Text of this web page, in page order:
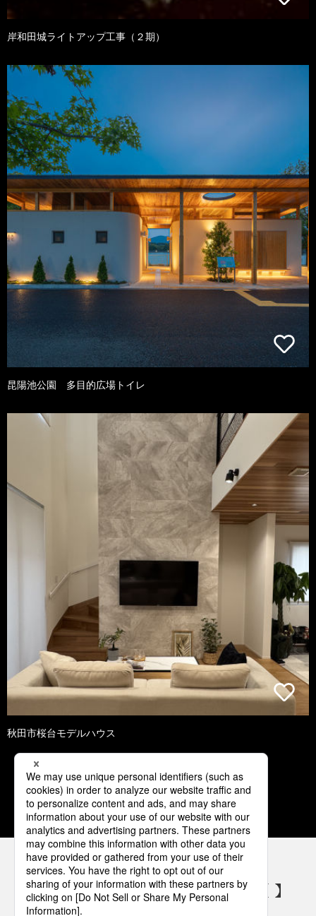
岸和田城ライトアップ工事（２期）
昆陽池公園 多目的広場トイレ
秋田市桜台モデルハウス
1 2 3 4 5
パナソニックの電気設備 SNSアカウント